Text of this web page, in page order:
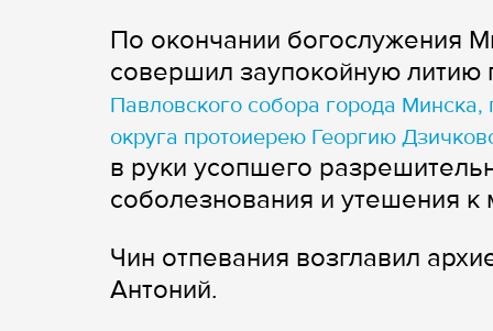
По окончании богослужения
совершил заупокойную
Павловского собора города
округа протоиерею Георгию
в руки усопшего
соболезнования и утешения
Чин отпевания возглавил
Антоний.